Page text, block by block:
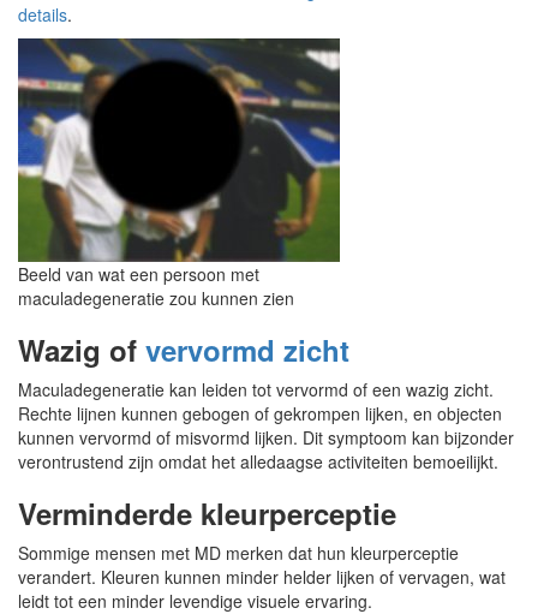
details.
Beeld van wat een persoon met
maculadegeneratie zou kunnen zien
Wazig of vervormd zicht
Maculadegeneratie kan leiden tot vervormd of een wazig zicht.
Rechte lijnen kunnen gebogen of gekrompen lijken, en objecten
kunnen vervormd of misvormd lijken. Dit symptoom kan bijzonder
verontrustend zijn omdat het alledaagse activiteiten bemoeilijkt.
Verminderde kleurperceptie
Sommige mensen met MD merken dat hun kleurperceptie
verandert. Kleuren kunnen minder helder lijken of vervagen, wat
leidt tot een minder levendige visuele ervaring.